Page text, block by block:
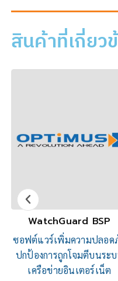
สินค้าที่เกี่ยว
WatchGuard BSP
ซอฟต์แวร์เพิ่มความปลอด
ปกป้องการถูกโจมตีบนระ
เครือข่ายอินเตอร์เน็ต